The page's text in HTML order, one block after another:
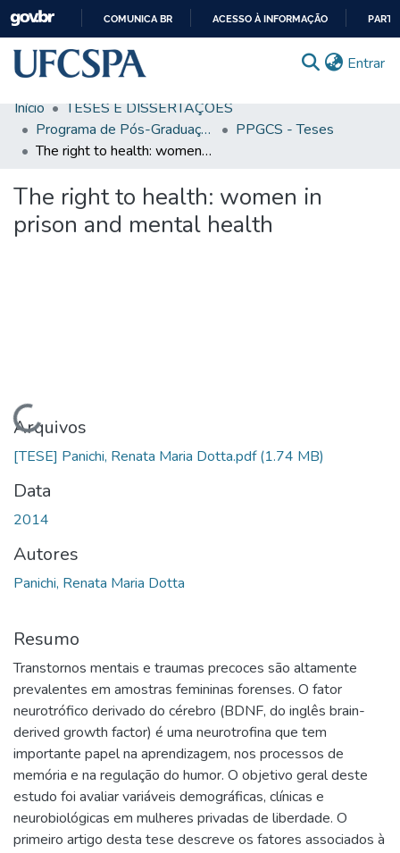
CONTEÚDO
COMUNICA BR ACESSO À INFORMAÇÃO
Entrar
Comunidades & Coleções
Busca Facetada
Estatísticas
Autoarquivamento
Início
TESES E DISSERTAÇÕES
Programa de Pós-Graduação em Ciências da Saúde
PPGCS - Teses
The right to health: women in prison and mental health
The right to health: women in
prison and mental health
Carregando...
Arquivos
[TESE] Panichi, Renata Maria Dotta.pdf(1.74 MB)
Data
2014
Autores
Panichi, Renata Maria Dotta
Resumo
Transtornos mentais e traumas precoces são altamente
prevalentes em amostras femininas forenses. O fator
neurotrófico derivado do cérebro (BDNF, do inglês brain-
derived growth factor) é uma neurotrofina que tem
importante papel na aprendizagem, nos processos de
memória e na regulação do humor. O objetivo geral deste
estudo foi avaliar variáveis demográficas, clínicas e
neurobiológicas em mulheres privadas de liberdade. O
primeiro artigo desta tese descreve os fatores associados à